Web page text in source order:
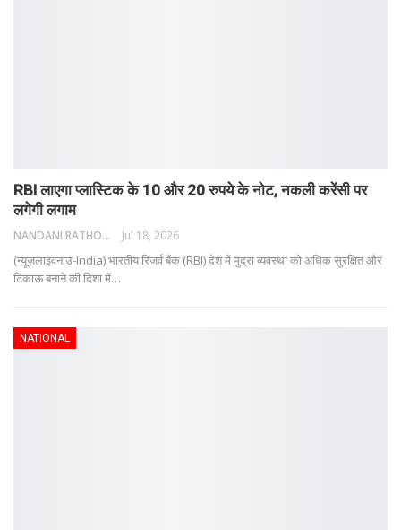
RBI लाएगा प्लास्टिक के 10 और 20 रुपये के नोट, नकली करेंसी पर
लगेगी लगाम
NANDANI RATHORE Jul 18, 2026
(न्यूज़लाइवनाउ-India) भारतीय रिजर्व बैंक (RBI) देश में मुद्रा व्यवस्था को अधिक सुरक्षित और
टिकाऊ बनाने की दिशा में…
NATIONAL